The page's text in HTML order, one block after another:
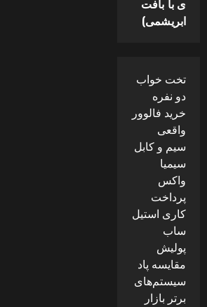
ی با بافت
ابریشمی)
تخت خواب
دو نفره
خرید فالوور
واقعی
سیم و کابل
سیمیا
واکس
پرداخت
کاری استیل
ساب
پولیش
مقایسه پاد
سیستم‌های
برتر بازار